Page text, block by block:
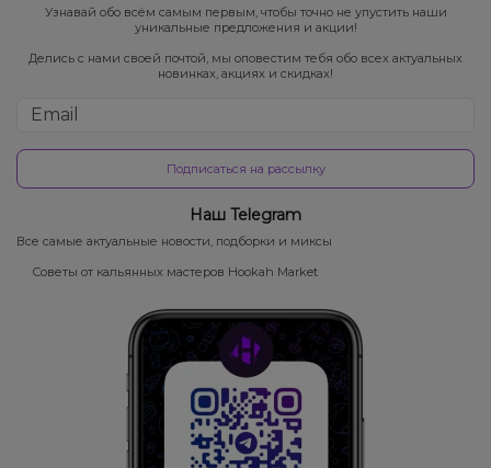
Узнавай обо всём самым первым, чтобы точно не упустить наши
уникальные предложения и акции!
Делись с нами своей почтой, мы оповестим тебя обо всех актуальных
новинках, акциях и скидках!
Подписаться на рассылку
Наш Telegram
Все самые актуальные новости, подборки и миксы
Советы от кальянных мастеров Hookah Market